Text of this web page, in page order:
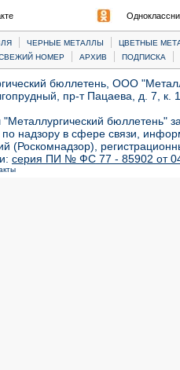
| ЧЕРНЫЕ МЕТАЛЛЫ |
ЦВЕТНЫЕ
НОМЕР | АРХИВ | ПОДПИСКА |
бюллетень, ООО
пр-т Пацаева, д. 7,
бюллетень"
надзору в сфере связи,
(Роскомнадзор),
серия ПИ № ФС 77 - 85902 от 04